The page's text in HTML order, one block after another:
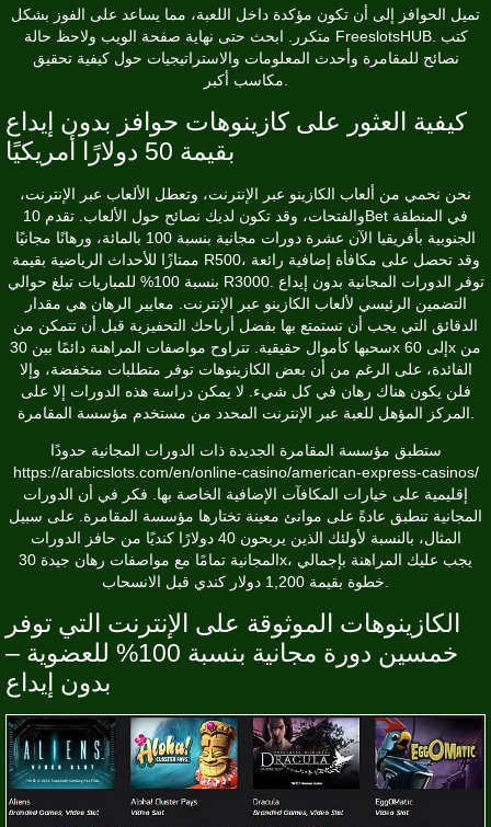
تميل الحوافز إلى أن تكون مؤكدة داخل اللعبة، مما يساعد على الفوز بشكل
متكرر. ابحث حتى نهاية صفحة الويب ولاحظ حالة FreeslotsHUB. كتب
نصائح للمقامرة وأحدث المعلومات والاستراتيجيات حول كيفية تحقيق
كيفية العثور على كازينوهات حوافز بدون إيداع
بقيمة 50 دولارًا أمريكيًا
نحن نحمي من ألعاب الكازينو عبر الإنترنت، وتعطل الألعاب عبر الإنترنت،
والفتحات، وقد تكون لديك نصائح حول الألعاب. تقدم 10Bet في المنطقة
الجنوبية بأفريقيا الآن عشرة دورات مجانية بنسبة 100 بالمائة، ورهانًا مجانيًا
ممتازًا للأحداث الرياضية بقيمة R500، وقد تحصل على مكافأة إضافية رائعة
بنسبة 100% للمباريات تبلغ حوالي R3000. توفر الدورات المجانية بدون إيداع
التضمين الرئيسي لألعاب الكازينو عبر الإنترنت. معايير الرهان هي مقدار
الدقائق التي يجب أن تستمتع بها بفضل أرباحك التحفيزية قبل أن تتمكن من
سحبها كأموال حقيقية. تتراوح مواصفات المراهنة دائمًا بين 30x إلى 60x من
الفائدة، على الرغم من أن بعض الكازينوهات توفر متطلبات منخفضة، وإلا
فلن يكون هناك رهان في كل شيء. لا يمكن دراسة هذه الدورات إلا على
ستطبق مؤسسة المقامرة الجديدة ذات الدورات المجانية حدودًا
https://arabicslots.com/en/online-casino/american-express-casinos/
إقليمية على خيارات المكافآت الإضافية الخاصة بها. فكر في أن الدورات
المجانية تنطبق عادةً على موانئ معينة تختارها مؤسسة المقامرة. على سبيل
المثال، بالنسبة لأولئك الذين يربحون 40 دولارًا كنديًا من حافز الدورات
المجانية تمامًا مع مواصفات رهان جيدة 30x، يجب عليك المراهنة بإجمالي
الكازينوهات الموثوقة على الإنترنت التي توفر
خمسين دورة مجانية بنسبة 100% للعضوية –
بدون إيداع